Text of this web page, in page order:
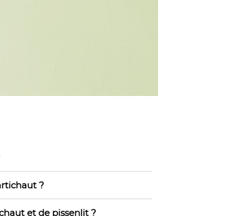
?
et de pissenlit ?